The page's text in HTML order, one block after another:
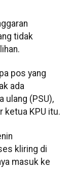
tidak
pos yang
ada
ulang (PSU),
ketua KPU itu.
kliring di
masuk ke